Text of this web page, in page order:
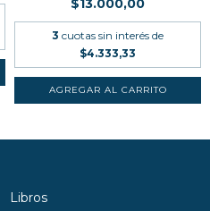
$13.000,00
3 cuotas sin interés de
$4.333,33
Libros